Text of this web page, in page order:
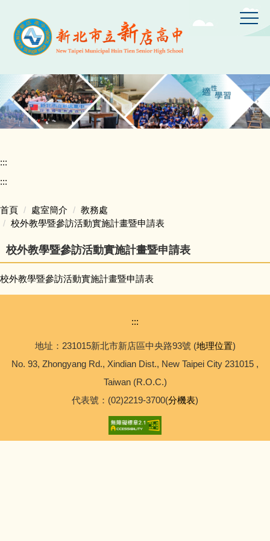
主
容
區
:::
:::
首頁 處室簡介
教務處
校外教學暨參訪活動實施計畫暨申請表
校外教學暨參訪活動實施計畫暨申請表
校外教學暨參訪活動實施計畫暨申請表
:::
地址：231015新北市新店區中央路93號 (地理位置)
No. 93, Zhongyang Rd., Xindian Dist., New Taipei City 231015 ,
Taiwan (R.O.C.)
代表號：(02)2219-3700(分機表)